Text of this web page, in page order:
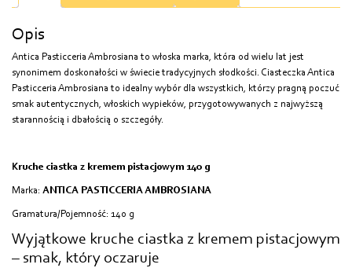
Opis
Antica Pasticceria Ambrosiana to włoska marka, która od wielu lat jest
synonimem doskonałości w świecie tradycyjnych słodkości. Ciasteczka Antica
Pasticceria Ambrosiana to idealny wybór dla wszystkich, którzy pragną poczuć
smak autentycznych, włoskich wypieków, przygotowywanych z najwyższą
starannością i dbałością o szczegóły.
Kruche ciastka z kremem pistacjowym 140 g
Marka: ANTICA PASTICCERIA AMBROSIANA
Gramatura/Pojemność: 140 g
Wyjątkowe kruche ciastka z kremem pistacjowym
– smak, który oczaruje